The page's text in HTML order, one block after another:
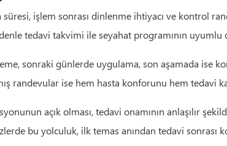
işlem sonrası dinlenme ihtiyacı ve kontrol
tedavi takvimi ile seyahat programının uyumlu
sonraki günlerde uygulama, son aşamada ise
randevular ise hem hasta konforunu hem
açık olması, tedavi onamının anlaşılır
bu yolculuk, ilk temas anından tedavi sonrası